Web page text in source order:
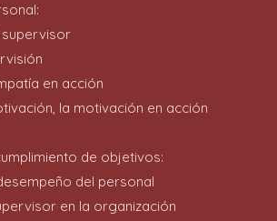
en acción
la motivación en acción
de objetivos:
del personal
en la organización